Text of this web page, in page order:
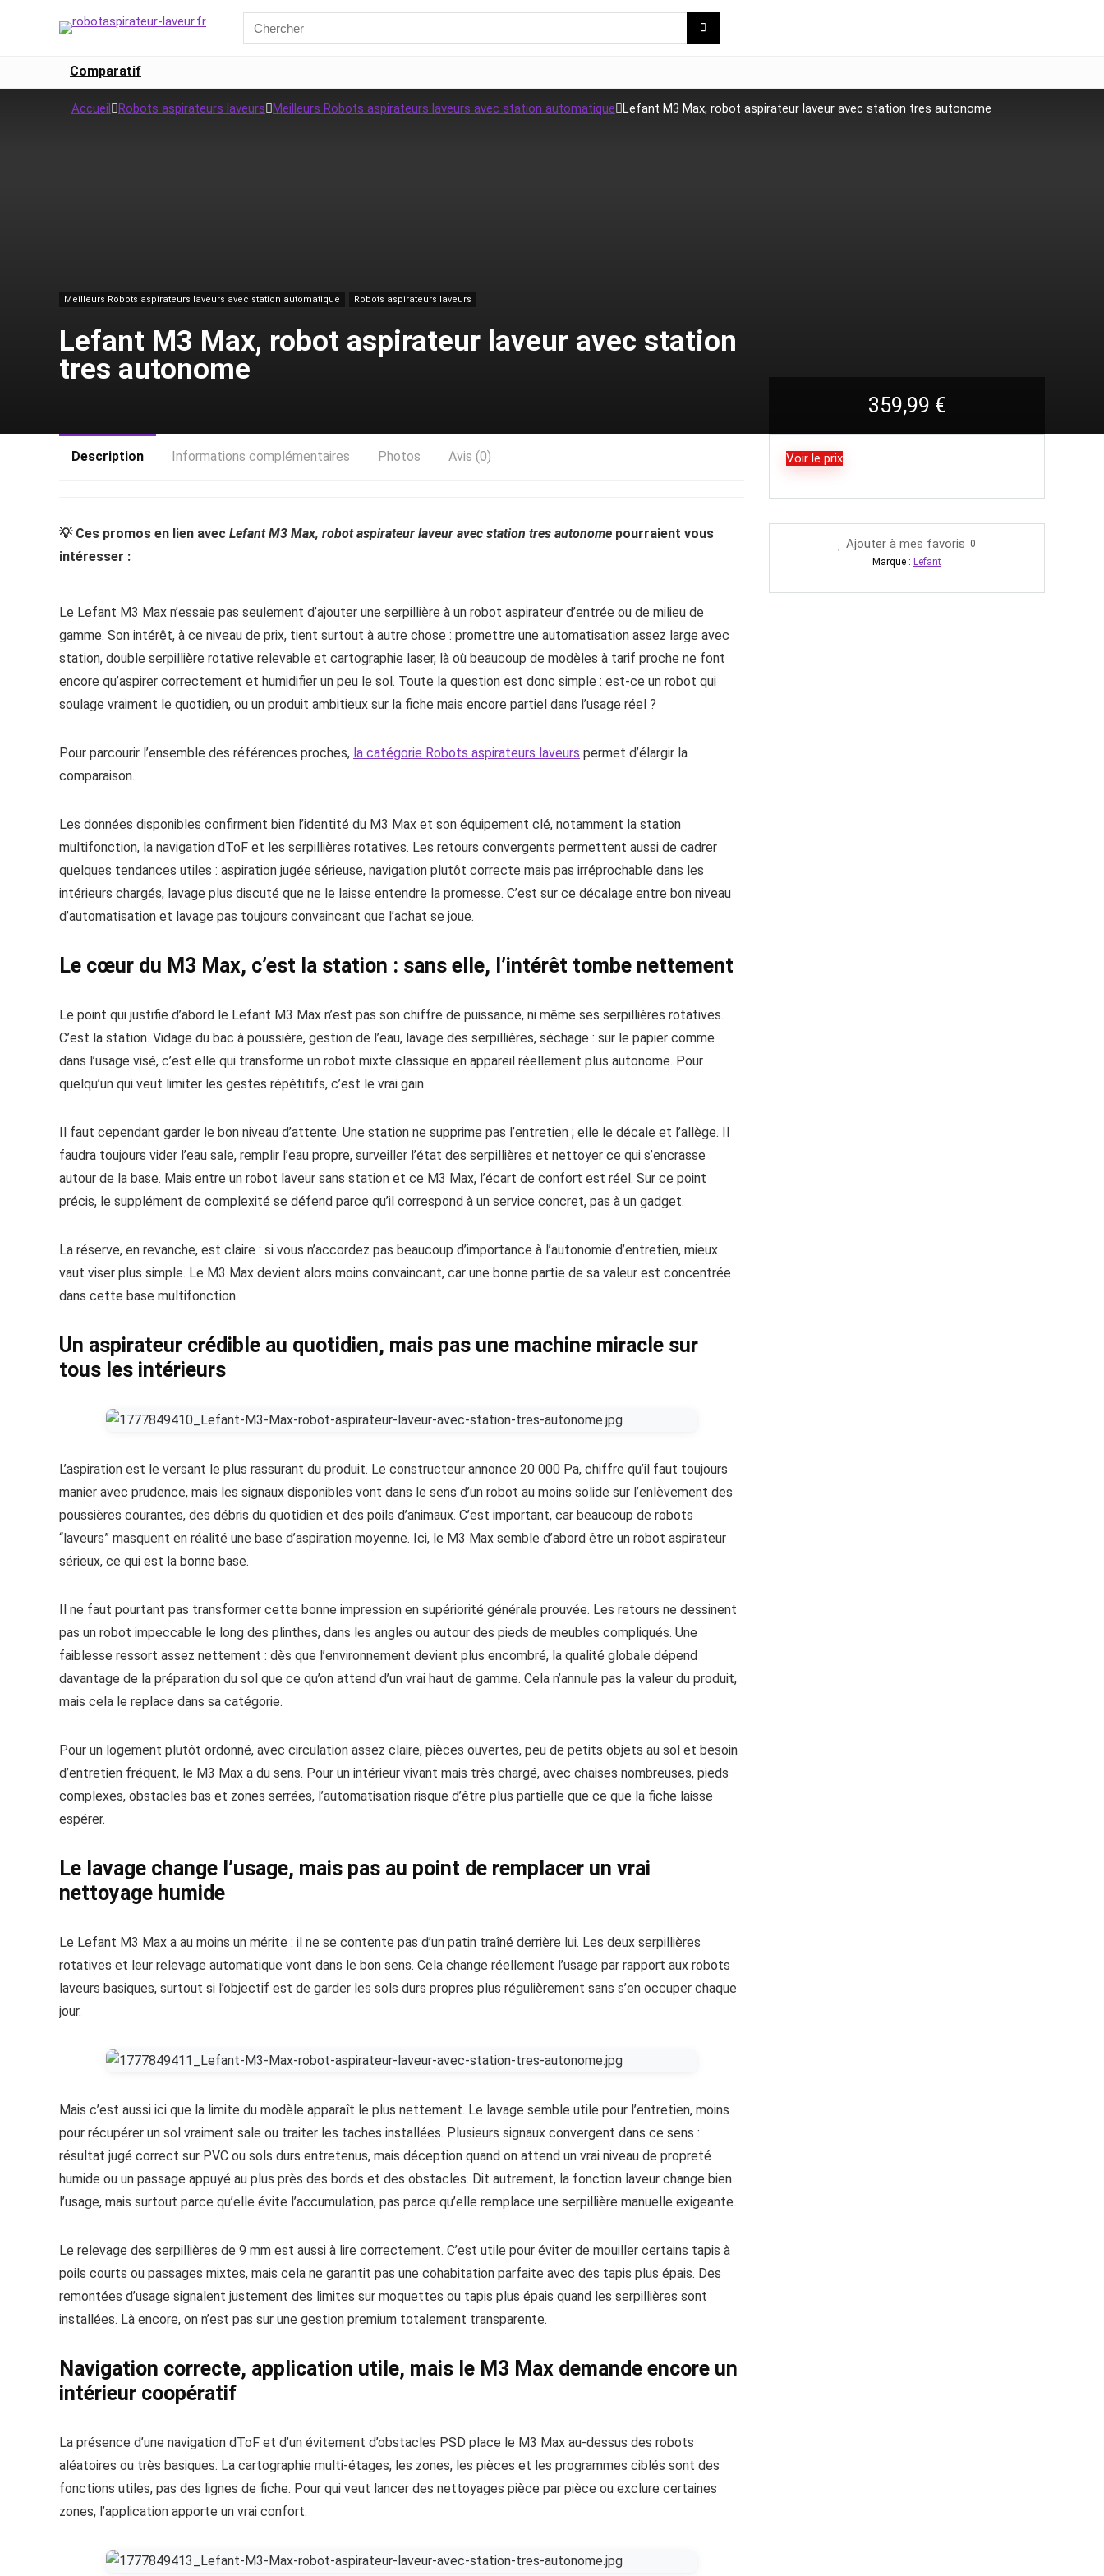
Comparatif
Accueil Robots aspirateurs laveurs Meilleurs Robots aspirateurs laveurs avec station automatique Lefant M3 Max, robot aspirateur laveur avec station tres autonome
Meilleurs Robots aspirateurs laveurs avec station automatique Robots aspirateurs laveurs
Lefant M3 Max, robot aspirateur laveur avec station
tres autonome
359,99 €
Voir le prix
Ajouter à mes favoris 0
Marque : Lefant
Description Informations complémentaires Photos Avis (0)
💡 Ces promos en lien avec Lefant M3 Max, robot aspirateur laveur avec station tres autonome pourraient vous
intéresser :
Le Lefant M3 Max n’essaie pas seulement d’ajouter une serpillière à un robot aspirateur d’entrée ou de milieu de
gamme. Son intérêt, à ce niveau de prix, tient surtout à autre chose : promettre une automatisation assez large avec
station, double serpillière rotative relevable et cartographie laser, là où beaucoup de modèles à tarif proche ne font
encore qu’aspirer correctement et humidifier un peu le sol. Toute la question est donc simple : est-ce un robot qui
soulage vraiment le quotidien, ou un produit ambitieux sur la fiche mais encore partiel dans l’usage réel ?
Pour parcourir l’ensemble des références proches, la catégorie Robots aspirateurs laveurs permet d’élargir la
comparaison.
Les données disponibles confirment bien l’identité du M3 Max et son équipement clé, notamment la station
multifonction, la navigation dToF et les serpillières rotatives. Les retours convergents permettent aussi de cadrer
quelques tendances utiles : aspiration jugée sérieuse, navigation plutôt correcte mais pas irréprochable dans les
intérieurs chargés, lavage plus discuté que ne le laisse entendre la promesse. C’est sur ce décalage entre bon niveau
d’automatisation et lavage pas toujours convaincant que l’achat se joue.
Le cœur du M3 Max, c’est la station : sans elle, l’intérêt tombe nettement
Le point qui justifie d’abord le Lefant M3 Max n’est pas son chiffre de puissance, ni même ses serpillières rotatives.
C’est la station. Vidage du bac à poussière, gestion de l’eau, lavage des serpillières, séchage : sur le papier comme
dans l’usage visé, c’est elle qui transforme un robot mixte classique en appareil réellement plus autonome. Pour
quelqu’un qui veut limiter les gestes répétitifs, c’est le vrai gain.
Il faut cependant garder le bon niveau d’attente. Une station ne supprime pas l’entretien ; elle le décale et l’allège. Il
faudra toujours vider l’eau sale, remplir l’eau propre, surveiller l’état des serpillières et nettoyer ce qui s’encrasse
autour de la base. Mais entre un robot laveur sans station et ce M3 Max, l’écart de confort est réel. Sur ce point
précis, le supplément de complexité se défend parce qu’il correspond à un service concret, pas à un gadget.
La réserve, en revanche, est claire : si vous n’accordez pas beaucoup d’importance à l’autonomie d’entretien, mieux
vaut viser plus simple. Le M3 Max devient alors moins convaincant, car une bonne partie de sa valeur est concentrée
dans cette base multifonction.
Un aspirateur crédible au quotidien, mais pas une machine miracle sur
tous les intérieurs
L’aspiration est le versant le plus rassurant du produit. Le constructeur annonce 20 000 Pa, chiffre qu’il faut toujours
manier avec prudence, mais les signaux disponibles vont dans le sens d’un robot au moins solide sur l’enlèvement des
poussières courantes, des débris du quotidien et des poils d’animaux. C’est important, car beaucoup de robots
“laveurs” masquent en réalité une base d’aspiration moyenne. Ici, le M3 Max semble d’abord être un robot aspirateur
sérieux, ce qui est la bonne base.
Il ne faut pourtant pas transformer cette bonne impression en supériorité générale prouvée. Les retours ne dessinent
pas un robot impeccable le long des plinthes, dans les angles ou autour des pieds de meubles compliqués. Une
faiblesse ressort assez nettement : dès que l’environnement devient plus encombré, la qualité globale dépend
davantage de la préparation du sol que ce qu’on attend d’un vrai haut de gamme. Cela n’annule pas la valeur du produit,
mais cela le replace dans sa catégorie.
Pour un logement plutôt ordonné, avec circulation assez claire, pièces ouvertes, peu de petits objets au sol et besoin
d’entretien fréquent, le M3 Max a du sens. Pour un intérieur vivant mais très chargé, avec chaises nombreuses, pieds
complexes, obstacles bas et zones serrées, l’automatisation risque d’être plus partielle que ce que la fiche laisse
espérer.
Le lavage change l’usage, mais pas au point de remplacer un vrai
nettoyage humide
Le Lefant M3 Max a au moins un mérite : il ne se contente pas d’un patin traîné derrière lui. Les deux serpillières
rotatives et leur relevage automatique vont dans le bon sens. Cela change réellement l’usage par rapport aux robots
laveurs basiques, surtout si l’objectif est de garder les sols durs propres plus régulièrement sans s’en occuper chaque
jour.
Mais c’est aussi ici que la limite du modèle apparaît le plus nettement. Le lavage semble utile pour l’entretien, moins
pour récupérer un sol vraiment sale ou traiter les taches installées. Plusieurs signaux convergent dans ce sens :
résultat jugé correct sur PVC ou sols durs entretenus, mais déception quand on attend un vrai niveau de propreté
humide ou un passage appuyé au plus près des bords et des obstacles. Dit autrement, la fonction laveur change bien
l’usage, mais surtout parce qu’elle évite l’accumulation, pas parce qu’elle remplace une serpillière manuelle exigeante.
Le relevage des serpillières de 9 mm est aussi à lire correctement. C’est utile pour éviter de mouiller certains tapis à
poils courts ou passages mixtes, mais cela ne garantit pas une cohabitation parfaite avec des tapis plus épais. Des
remontées d’usage signalent justement des limites sur moquettes ou tapis plus épais quand les serpillières sont
installées. Là encore, on n’est pas sur une gestion premium totalement transparente.
Navigation correcte, application utile, mais le M3 Max demande encore un
intérieur coopératif
La présence d’une navigation dToF et d’un évitement d’obstacles PSD place le M3 Max au-dessus des robots
aléatoires ou très basiques. La cartographie multi-étages, les zones, les pièces et les programmes ciblés sont des
fonctions utiles, pas des lignes de fiche. Pour qui veut lancer des nettoyages pièce par pièce ou exclure certaines
zones, l’application apporte un vrai confort.